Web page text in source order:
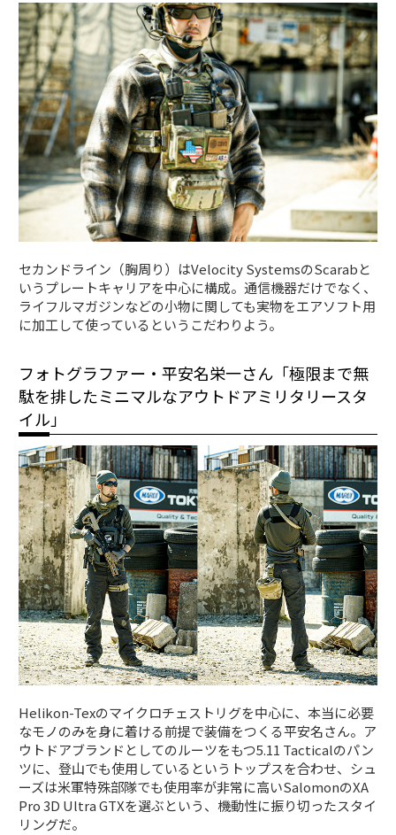
セカンドライン（胸周り）はVelocity SystemsのScarabと
いうプレートキャリアを中心に構成。通信機器だけでなく、
ライフルマガジンなどの小物に関しても実物をエアソフト用
に加工して使っているというこだわりよう。
フォトグラファー・平安名栄一さん「極限まで無
駄を排したミニマルなアウトドアミリタリースタ
イル」
Helikon-Texのマイクロチェストリグを中心に、本当に必要
なモノのみを身に着ける前提で装備をつくる平安名さん。ア
ウトドアブランドとしてのルーツをもつ5.11 Tacticalのパン
ツに、登山でも使用しているというトップスを合わせ、シュ
ーズは米軍特殊部隊でも使用率が非常に高いSalomonのXA
Pro 3D Ultra GTXを選ぶという、機動性に振り切ったスタイ
リングだ。